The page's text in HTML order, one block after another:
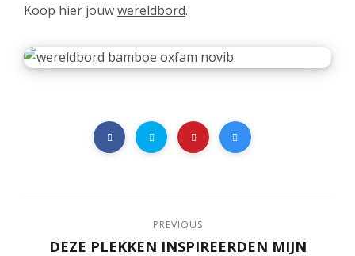
Koop hier jouwwereldbord.
PREVIOUS
DEZE PLEKKEN INSPIREERDEN MIJN